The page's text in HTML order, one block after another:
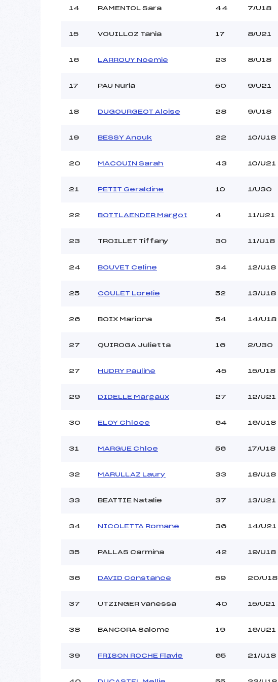
14 RAMENTOL Sara 44 7/U18
15 VOUILLOZ Tania 17 8/U21
16 LARROUY Noemie 23 8/U18
17 PAU Nuria 50 9/U21
18 DUGOURGEOT Aloise 28 9/U18
19 BESSY Anouk 22 10/U18
20 MACOUIN Sarah 43 10/U21
21 PETIT Geraldine 10 1/U30
22 BOTTLAENDER Margot 4 11/U21
23 TROILLET Tiffany 30 11/U18
24 BOUVET Celine 34 12/U18
25 COULET Lorelie 52 13/U18
26 BOIX Mariona 54 14/U18
27 QUIROGA Julietta 16 2/U30
27 HUDRY Pauline 45 15/U18
29 DIDELLE Margaux 27 12/U21
30 ELOY Chloee 64 16/U18
31 MARGUE Chloe 56 17/U18
32 MARULLAZ Laury 33 18/U18
33 BEATTIE Natalie 37 13/U21
34 NICOLETTA Romane 36 14/U21
35 PALLAS Carmina 42 19/U18
36 DAVID Constance 59 20/U18
37 UTZINGER Vanessa 40 15/U21
38 BANCORA Salome 19 16/U21
39 FRISON ROCHE Flavie 65 21/U18